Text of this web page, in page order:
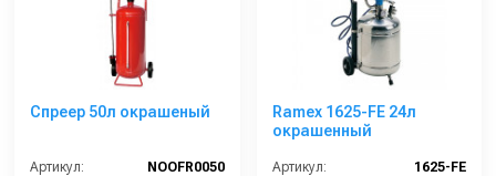
Спреер 50л окрашеный
Артикул:
NОOFR0050
Ramex 1625-FE 24л
окрашенный
Артикул:
1625-FE